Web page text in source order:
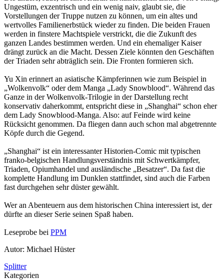
Ungestüm, exzentrisch und ein wenig naiv, glaubt sie, die
Vorstellungen der Truppe nutzen zu können, um ein altes und
wertvolles Familienerbstück wieder zu finden. Die beiden Frauen
werden in finstere Machtspiele verstrickt, die die Zukunft des
ganzen Landes bestimmen werden. Und ein ehemaliger Kaiser
drängt zurück an die Macht. Dessen Ziele könnten den Geschäften
der Triaden sehr abträglich sein. Die Fronten formieren sich.
Yu Xin erinnert an asiatische Kämpferinnen wie zum Beispiel in
„Wolkenvolk“ oder dem Manga „Lady Snowblood“. Während das
Ganze in der Wolkenvolk-Trilogie in der Darstellung recht
konservativ daherkommt, entspricht diese in „Shanghai“ schon eher
dem Lady Snowblood-Manga. Also: auf Feinde wird keine
Rücksicht genommen. Da fliegen dann auch schon mal abgetrennte
Köpfe durch die Gegend.
„Shanghai“ ist ein interessanter Historien-Comic mit typischen
franko-belgischen Handlungsverständnis mit Schwertkämpfer,
Triaden, Opiumhandel und ausländische „Besatzer“. Da fast die
komplette Handlung im Dunklen stattfindet, sind auch die Farben
fast durchgehen sehr düster gewählt.
Wer an Abenteuern aus dem historischen China interessiert ist, der
dürfte an dieser Serie seinen Spaß haben.
Leseprobe bei PPM
Autor: Michael Hüster
Splitter
Kategorien